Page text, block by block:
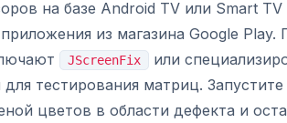
на базе Android TV или Smart
из магазина Google Play.
JScreenFix
или
тестирования матриц.
цветов в области дефекта и